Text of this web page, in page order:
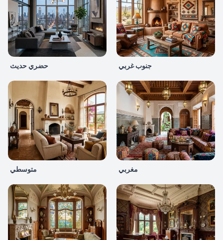
حضري حديث جنوب غربي
متوسطي مغربي